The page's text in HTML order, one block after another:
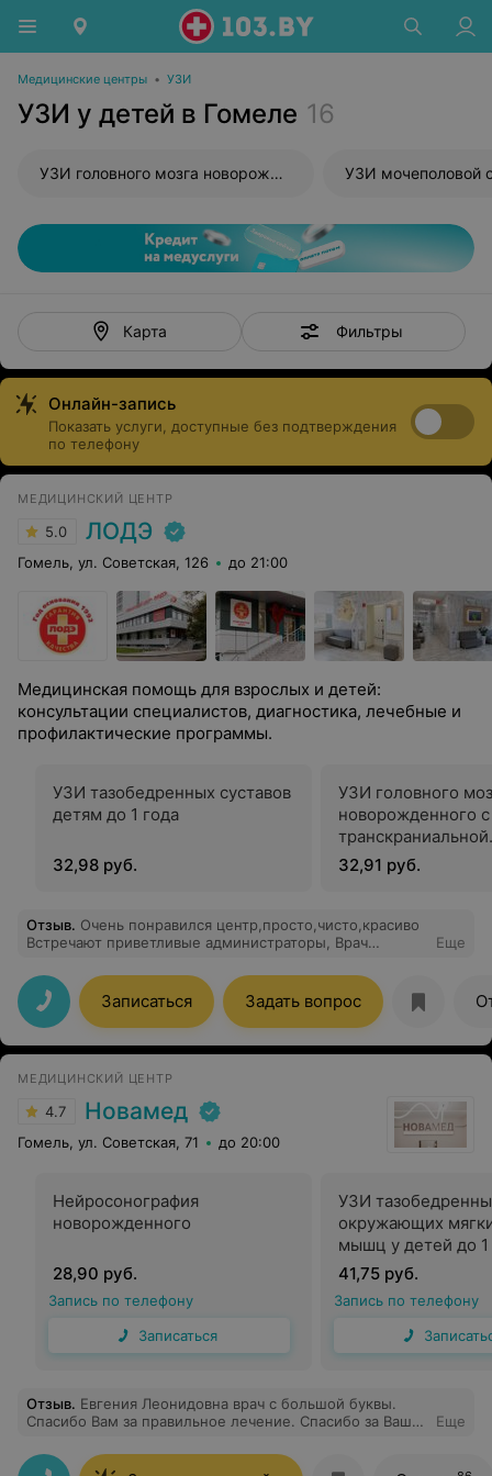
Медицинские центры • УЗИ
УЗИ у детей в Гомеле 16
УЗИ головного мозга новорожденного УЗИ мочеполовой
Карта Фильтры
Онлайн-запись
Показать услуги, доступные без подтверждения
по телефону
МЕДИЦИНСКИЙ ЦЕНТР
5.0 ЛОДЭ
Гомель, ул. Советская, 126 до 21:00
Медицинская помощь для взрослых и детей:
консультации специалистов, диагностика, лечебные и
профилактические программы.
УЗИ тазобедренных суставов
детям до 1 года
32,98 руб.
УЗИ головного
новорожденного с
транскраниальной
доплерографией
головного мозга
32,91 руб.
Отзыв. Очень понравился центр,просто,чисто,красиво
Встречают приветливые администраторы, Врач
мы с ребенком остались довольны) Спасибо вам!
Еще
Записаться Задать вопрос
МЕДИЦИНСКИЙ ЦЕНТР
4.7 Новамед
Гомель, ул. Советская, 71 до 20:00
Нейросонография
новорожденного
28,90 руб.
Запись по телефону
Записаться
УЗИ
окружающих
мышц у детей до 1
41,75 руб.
Запись по телефону
Отзыв. Евгения Леонидовна врач с большой буквы.
Спасибо Вам за правильное лечение. Спасибо за Ваш
мое здоровье и жизнь.
Еще